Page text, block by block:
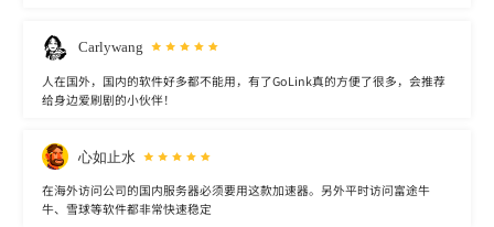
Carlywang
人在国外，国内的软件好多都不能用，有了GoLink真的方便了很多，会推荐
给身边爱刷剧的小伙伴！
心如止水
在海外访问公司的国内服务器必须要用这款加速器。另外平时访问富途牛
牛、雪球等软件都非常快速稳定